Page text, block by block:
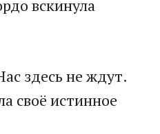
вскинула
здесь не ждут.
своё истинное